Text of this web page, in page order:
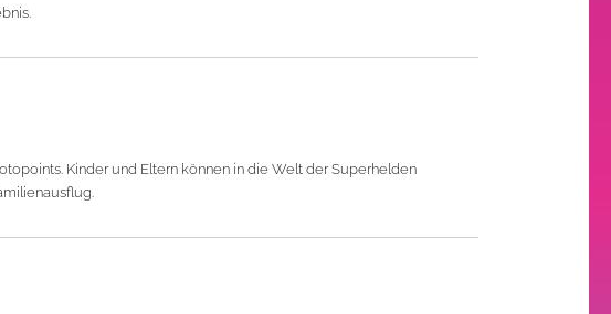
Kinder und Eltern können in die Welt der Superhelden